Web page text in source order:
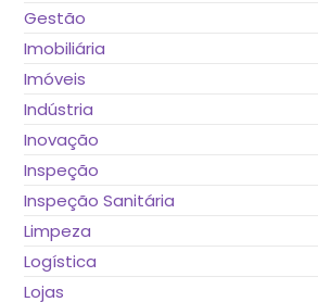
Gestão
Imobiliária
Imóveis
Indústria
Inovação
Inspeção
Inspeção Sanitária
Limpeza
Logística
Lojas